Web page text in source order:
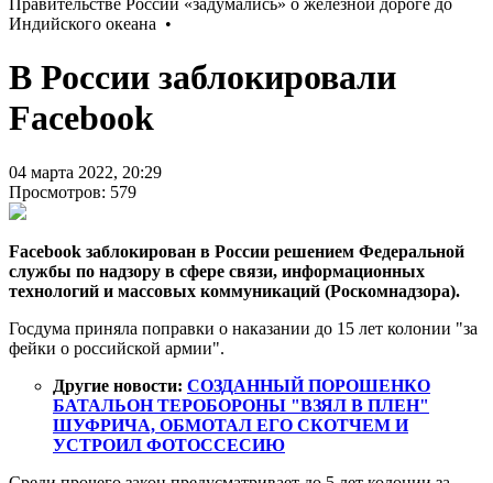
В России заблокировали
Facebook
04 марта 2022, 20:29
Просмотров: 579
Facebook заблокирован в России решением Федеральной
службы по надзору в сфере связи, информационных
технологий и массовых коммуникаций (Роскомнадзора).
Госдума приняла поправки о наказании до 15 лет колонии "за
фейки о российской армии".
Другие новости: СОЗДАННЫЙ ПОРОШЕНКО
БАТАЛЬОН ТЕРОБОРОНЫ "ВЗЯЛ В ПЛЕН"
ШУФРИЧА, ОБМОТАЛ ЕГО СКОТЧЕМ И
УСТРОИЛ ФОТОССЕСИЮ